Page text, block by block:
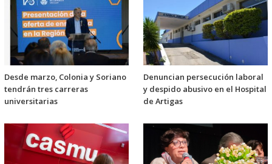
Desde marzo, Colonia y Soriano
tendrán tres carreras
universitarias
Denuncian persecución laboral
y despido abusivo en el Hospital
de Artigas